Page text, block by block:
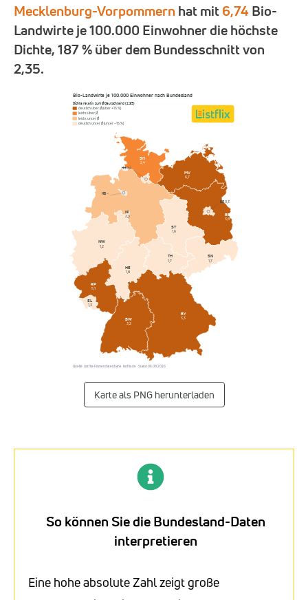
Mecklenburg-Vorpommern hat mit6,74 Bio-
Landwirte je 100.000 Einwohner die höchste
Dichte, 187 % über dem Bundesschnitt von
2,35.
Bio-Landwirte je 100.000 Einwohner nach Bundesland
Dichte relativ zum Ø Deutschland (2,35)
deutlich über Ø (über +15 %)
leicht über Ø
leicht unter Ø
deutlich unter Ø (unter −15 %)
BW
3,2
BY
3,3
BB
3,8
HE
1,8
MV
6,7
NI
2,3
NW
1,2
RP
5,1
SL
1,3
ST
1,6
SN
1,7
SH
2,4
TH
1,7
BE0,3
HB–
HH0,4
Quelle: Listflix-Firmendatenbank · listflix.de · Stand 06.08.2026
Karte als PNG herunterladen
So können Sie die Bundesland-Daten
interpretieren
Eine hohe absolute Zahl zeigt große